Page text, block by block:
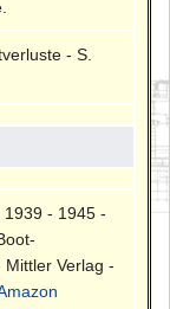
- S.
1939 - 1945 -
Verlag -